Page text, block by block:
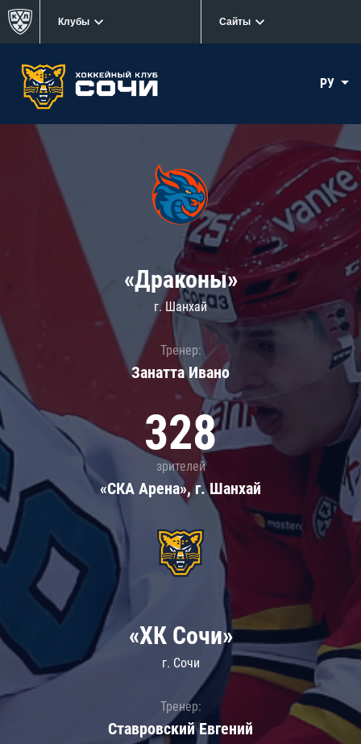
Клубы Сайты
РУ
«Драконы»
г. Шанхай
Тренер:
Занатта Иванo
328
зрителей
«СКА Арена», г. Шанхай
«ХК Сочи»
г. Сочи
Тренер:
Ставровский Евгений